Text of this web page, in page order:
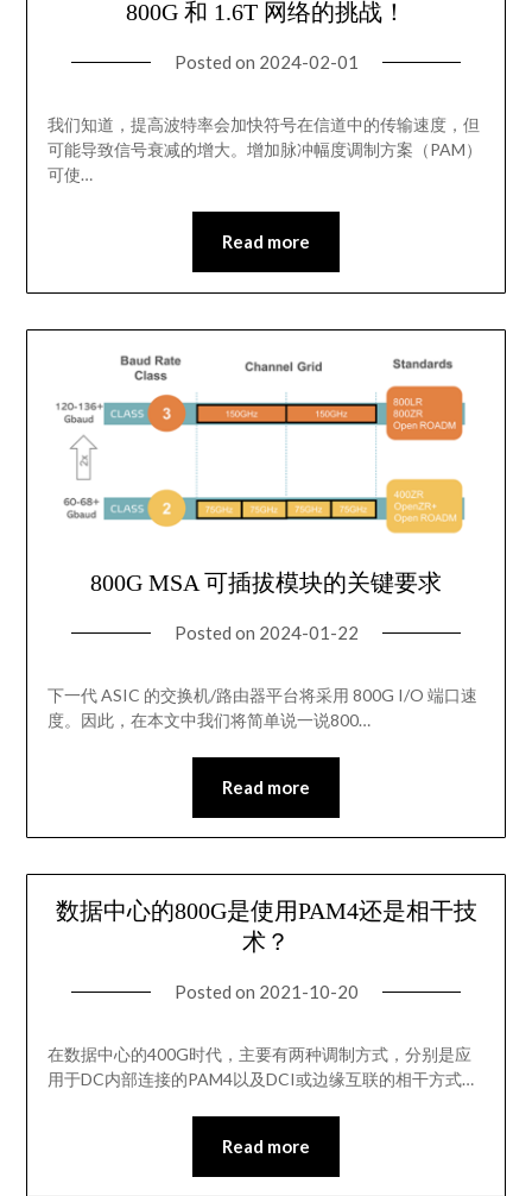
800G 和 1.6T 网络的挑战！
Posted on 2024-02-01
我们知道，提高波特率会加快符号在信道中的传输速度，但
可能导致信号衰减的增大。增加脉冲幅度调制方案（PAM）
可使…
Read more
800G MSA 可插拔模块的关键要求
Posted on 2024-01-22
下一代 ASIC 的交换机/路由器平台将采用 800G I/O 端口速
度。因此，在本文中我们将简单说一说800…
Read more
数据中心的800G是使用PAM4还是相干技
术？
Posted on 2021-10-20
在数据中心的400G时代，主要有两种调制方式，分别是应
用于DC内部连接的PAM4以及DCI或边缘互联的相干方式…
Read more